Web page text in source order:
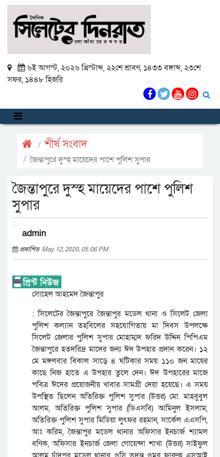
৬ই আগস্ট, ২০২৬ খ্রিস্টাব্দ, ২২শে শ্রাবণ, ১৪৩৩ বঙ্গাব্দ, ২৩শে
সফর, ১৪৪৮ হিজরি
শীর্ষ সংবাদ
জৈন্তাপুরে দুস্হ মায়েদের পাশে পুলিশ সুপার
জৈন্তাপুরে দুস্হ মায়েদের পাশে পুলিশ
সুপার
admin
প্রকাশিত May 12, 2020, 05:06 PM
সোহেল আহমেদ জৈন্তাপুর
: সিলেটের জৈন্তাপুরে জৈন্তাপুর মডেল থানা ও সিলেট জেলা
পুলিশ কল্যান তহবিলের সহযোগিতায় মা দিবস উপলক্ষে
সিলেট জেলার পুলিশ সুপার মোহাম্মদ ফরিদ উদ্দিন পিপিএম
জৈন্তাপুরে হতদরিদ্র মাদের জন্য ঈদ উপহার প্রদান করেন। ১২
মে মঙ্গলবার বিকাল সাড়ে ৪ ঘটিকার সময় ১১০ জন মায়ের
কাছে নিজ হাতে এ উপহার তুলে দেন। ঈদ উপহারের মাজে
পবিত্র ঈদের প্রয়োজনীয় খাবার সামগ্রী দেয়া হয়েছে। এ সময়
উপস্থিত ছিলেন অতিরিক্ত পুলিশ সুপার (উত্তর) মো. মাহবুবুল
আলম, অতিরিক্ত পুলিশ সুপার (ডিএসবি) আমিনুল ইসলাম,
অতিরিক্ত পুলিশ সুপার মিডিয়া লুৎফর রহমান, সার্কেল এএসপি,
আঃ করিম, জৈন্তাপুর মডেল থানার অফিসার ইনচার্জ শ্যামল
বণিক, অফিসার ইনচার্জ জেলা গোয়েন্দা শাখা (উত্তর) সাইফুল